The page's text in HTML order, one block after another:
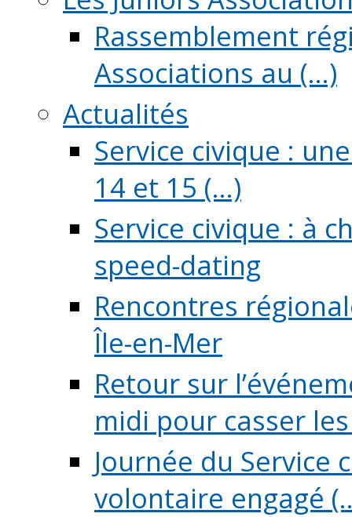
Rassemblement
Associations au (...)
Actualités
Service civique :
14 et 15 (...)
Service civique : à
speed-dating
Rencontres
Île-en-Mer
Retour sur
midi pour casser les
Journée du Service
volontaire engagé